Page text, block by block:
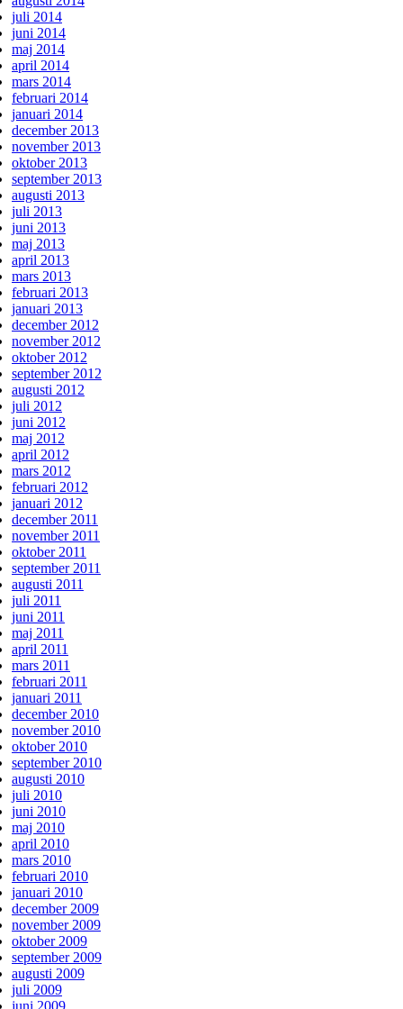
juli 2014
juni 2014
maj 2014
april 2014
mars 2014
februari 2014
januari 2014
december 2013
november 2013
oktober 2013
september 2013
augusti 2013
juli 2013
juni 2013
maj 2013
april 2013
mars 2013
februari 2013
januari 2013
december 2012
november 2012
oktober 2012
september 2012
augusti 2012
juli 2012
juni 2012
maj 2012
april 2012
mars 2012
februari 2012
januari 2012
december 2011
november 2011
oktober 2011
september 2011
augusti 2011
juli 2011
juni 2011
maj 2011
april 2011
mars 2011
februari 2011
januari 2011
december 2010
november 2010
oktober 2010
september 2010
augusti 2010
juli 2010
juni 2010
maj 2010
april 2010
mars 2010
februari 2010
januari 2010
december 2009
november 2009
oktober 2009
september 2009
augusti 2009
juli 2009